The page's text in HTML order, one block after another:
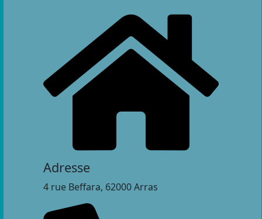
Adresse
4 rue Beffara, 62000 Arras